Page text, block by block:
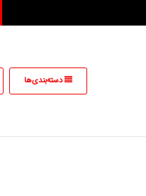
دسته‌بندی‌ها